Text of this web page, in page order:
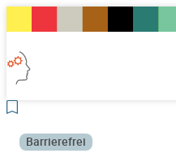
Barrierefrei